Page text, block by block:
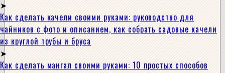
Как сделать качели своими руками: руководство для
чайников с фото и описанием, как собрать садовые качели
из круглой трубы и бруса
Как сделать мангал своими руками: 10 простых способов